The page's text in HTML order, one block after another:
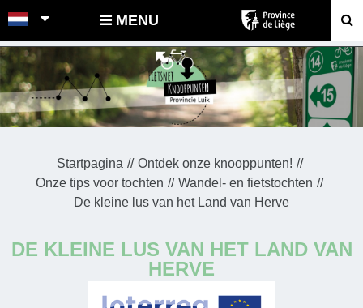
POINTS-NOEUDS MENU
Startpagina
Ontdek onze knooppunten!
Onze tips voor tochten
Wandel- en fietstochten
De kleine lus van het Land van Herve
DE KLEINE LUS VAN HET LAND VAN
HERVE